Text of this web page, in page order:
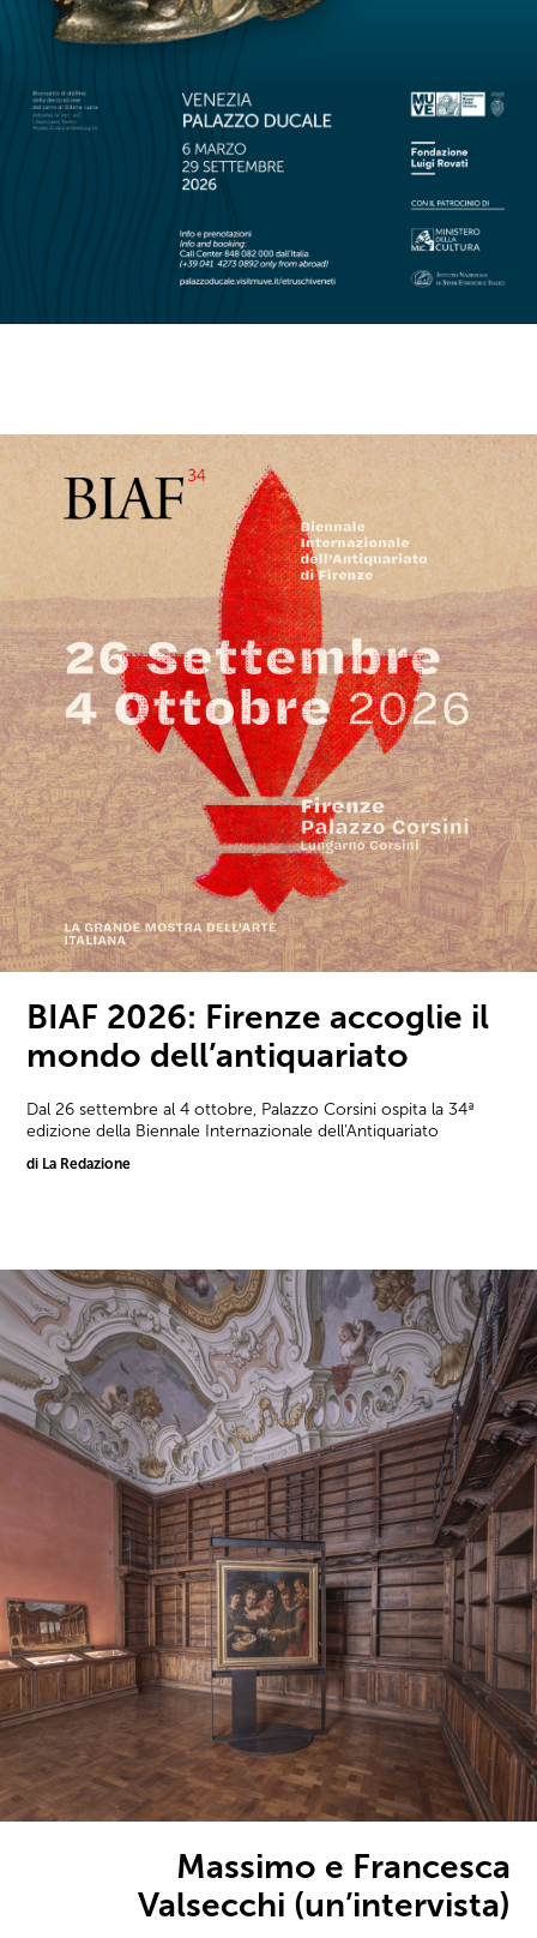
BIAF 2026: Firenze accoglie il
mondo dell’antiquariato
Dal 26 settembre al 4 ottobre, Palazzo Corsini ospita la 34ª
edizione della Biennale Internazionale dell'Antiquariato
di La Redazione
Massimo e Francesca
Valsecchi (un’intervista)